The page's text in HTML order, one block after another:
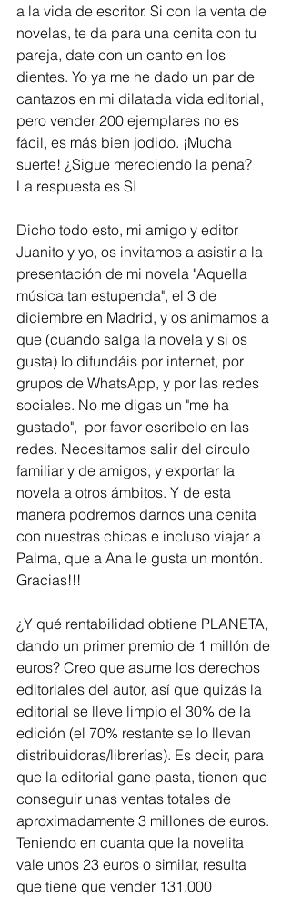
a la vida de escritor. Si con la venta de
novelas, te da para una cenita con tu
pareja, date con un canto en los
dientes. Yo ya me he dado un par de
cantazos en mi dilatada vida editorial,
pero vender 200 ejemplares no es
fácil, es más bien jodido. ¡Mucha
suerte! ¿Sigue mereciendo la pena?
La respuesta es SI
Dicho todo esto, mi amigo y editor
Juanito y yo, os invitamos a asistir a la
presentación de mi novela "Aquella
música tan estupenda", el 3 de
diciembre en Madrid, y os animamos a
que (cuando salga la novela y si os
gusta) lo difundáis por internet, por
grupos de WhatsApp, y por las redes
sociales. No me digas un "me ha
gustado",  por favor escríbelo en las
redes. Necesitamos salir del círculo
familiar y de amigos, y exportar la
novela a otros ámbitos. Y de esta
manera podremos darnos una cenita
con nuestras chicas e incluso viajar a
Palma, que a Ana le gusta un montón.
Gracias!!!
¿Y qué rentabilidad obtiene PLANETA,
dando un primer premio de 1 millón de
euros? Creo que asume los derechos
editoriales del autor, así que quizás la
editorial se lleve limpio el 30% de la
edición (el 70% restante se lo llevan
distribuidoras/librerías). Es decir, para
que la editorial gane pasta, tienen que
conseguir unas ventas totales de
aproximadamente 3 millones de euros.
Teniendo en cuanta que la novelita
vale unos 23 euros o similar, resulta
que tiene que vender 131.000